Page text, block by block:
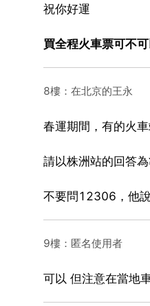
祝你好運
買全程火車票可不
8樓：在北京的王永
春運期間，有的火
請以株洲站的回答為
不要問12306，他
9樓：匿名使用者
可以 但注意在當地